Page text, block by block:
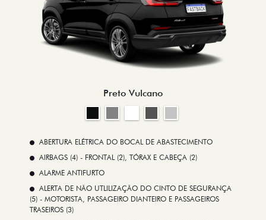
Preto Vulcano
ABERTURA ELÉTRICA DO BOCAL DE ABASTECIMENTO
AIRBAGS (4) - FRONTAL (2), TÓRAX E CABEÇA (2)
ALARME ANTIFURTO
ALERTA DE NÃO UTLILIZAÇÃO DO CINTO DE SEGURANÇA
(5) - MOTORISTA, PASSAGEIRO DIANTEIRO E PASSAGEIROS
TRASEIROS (3)